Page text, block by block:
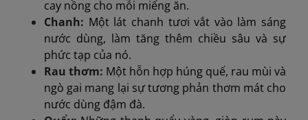
cay nồng cho mỗi miếng ăn.
Chanh: Một lát chanh tươi vắt vào làm sáng
nước dùng, làm tăng thêm chiều sâu và sự
phức tạp của nó.
Rau thơm: Một hỗn hợp húng quế, rau mùi và
ngò gai mang lại sự tương phản thơm mát cho
nước dùng đậm đà.